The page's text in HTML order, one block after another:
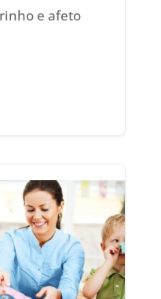
e afeto